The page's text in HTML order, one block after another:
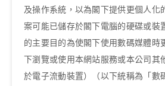
及操作系統，以為閣下提供更個人化
案可能已儲存於閣下電腦的硬碟或裝
的主要目的為使閣下使用數碼媒體時
下瀏覽或使用本網站服務或本公司其
於電子流動裝置）（以下統稱為「數